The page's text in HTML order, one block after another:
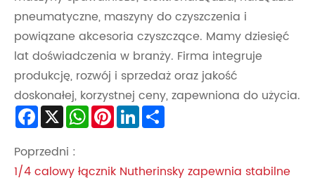
pneumatyczne, maszyny do czyszczenia i
powiązane akcesoria czyszczące. Mamy dziesięć
lat doświadczenia w branży. Firma integruje
produkcję, rozwój i sprzedaż oraz jakość
doskonałej, korzystnej ceny, zapewniona do użycia.
Facebook
X WhatsApp
PinterestLinkedIn
Poprzedni :
1/4 calowy łącznik Nutherinsky zapewnia stabilne